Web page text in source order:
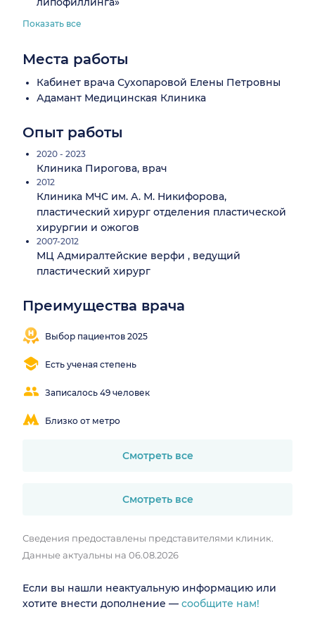
Показать все
Места работы
Кабинет врача Сухопаровой Елены Петровны
Адамант Медицинская Клиника
Опыт работы
2020 - 2023
Клиника Пирогова, врач
2012
Клиника МЧС им. А. М. Никифорова,
пластический хирург отделения пластической
хирургии и ожогов
2007-2012
МЦ Адмиралтейские верфи , ведущий
пластический хирург
Преимущества врача
Выбор пациентов 2025
Есть ученая степень
Записалось 49 человек
Близко от метро
лечение
объяснения
Находит
пациентом
Смотреть все
Смотреть все
Сведения предоставлены представителями клиник.
Данные актуальны на 06.08.2026
Если вы нашли неактуальную информацию или
хотите внести дополнение — сообщите нам!